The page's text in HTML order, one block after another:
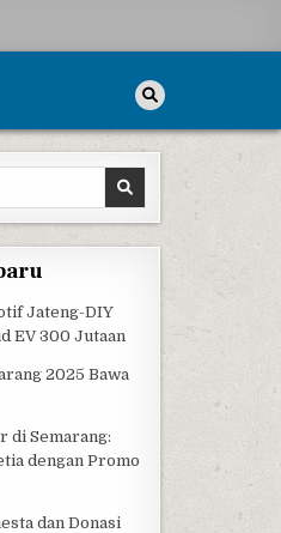
Jateng-DIY
EV 300 Jutaan
2025 Bawa
di Semarang:
dengan Promo
dan Donasi